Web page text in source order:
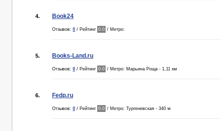
4. Book24
Отзывов: 0 / Рейтинг 0.0 / Метро:
5. Books-Land.ru
Отзывов: 0 / Рейтинг 0.0 / Метро: Марьина Роща - 1,11 км
6. Fedp.ru
Отзывов: 0 / Рейтинг 0.0 / Метро: Тургеневская - 340 м